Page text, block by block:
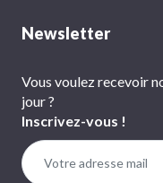
Newsletter
Vous voulez recevoir
jour ?
Inscrivez-vous !